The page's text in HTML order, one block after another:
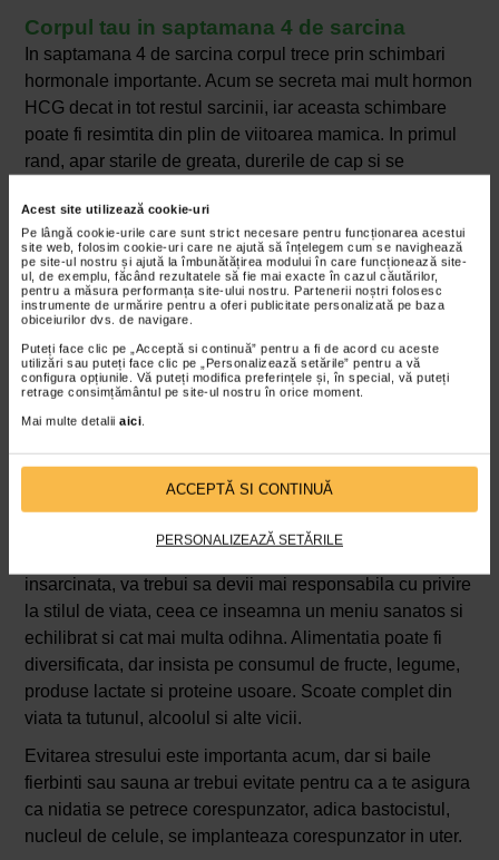
Acest site utilizează cookie-uri
Pe lângă cookie-urile care sunt strict necesare pentru funcționarea acestui
site web, folosim cookie-uri care ne ajută să înțelegem cum se navighează
pe site-ul nostru și ajută la îmbunătățirea modului în care funcționează site-
ul, de exemplu, făcând rezultatele să fie mai exacte în cazul căutărilor,
pentru a măsura performanța site-ului nostru. Partenerii noștri folosesc
instrumente de urmărire pentru a oferi publicitate personalizată pe baza
obiceiurilor dvs. de navigare.
Puteți face clic pe „Acceptă si continuă” pentru a fi de acord cu aceste
utilizări sau puteți face clic pe „Personalizează setările” pentru a vă
configura opțiunile. Vă puteți modifica preferințele și, în special, vă puteți
retrage consimțământul pe site-ul nostru în orice moment.
Mai multe detalii aici
ACCEPTĂ SI CONTINUĂ
PERSONALIZEAZĂ SETĂRILE
Corpul tau in saptamana 4 de sarcina
In saptamana 4 de sarcina corpul trece prin schimbari
hormonale importante. Acum se secreta mai mult hormon
HCG decat in tot restul sarcinii, iar aceasta schimbare
poate fi resimtita din plin de viitoarea mamica. In primul
rand, apar starile de greata, durerile de cap si se
pot sa aiba stari de ameteala si chiar lesin. Daca nu au
aparut pana acum, in saptamana 4 de sarcina se
manifesta si durerile si crampe abdominale, pot aparea
balonari frecvente, iar zona sanilor devine mai sensibila,
chiar dureroasa.
Tot in saptamana 4 sarcina se poate intensifica
sensibilitatea la mirosuri puternice, iar unele femei pot
deveni irascibile, altele anxioase, iar altele pot manifesta
de mancare sa creasca incepand cu saptamana 4 de
Sfaturi pentru saptamana 4 de sarcina
insarcinata, va trebui sa devii mai responsabila cu privire
la stilul de viata, ceea ce inseamna un meniu sanatos si
echilibrat si cat mai multa odihna. Alimentatia poate fi
diversificata, dar insista pe consumul de fructe, legume,
produse lactate si proteine usoare. Scoate complet din
viata ta tutunul, alcoolul si alte vicii.
Evitarea stresului este importanta acum, dar si baile
fierbinti sau sauna ar trebui evitate pentru ca a te asigura
ca nidatia se petrece corespunzator, adica bastocistul,
nucleul de celule, se implanteaza corespunzator in uter.